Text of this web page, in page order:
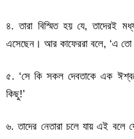
৪. তারা বিস্মিত হয় যে, তাদেরই
এসেছেন। আর কাফেররা বলে, ‘এ তো
৫. ‘সে কি সকল দেবতাকে এক
কিছু!’
৬. তাদের নেতারা চলে যায় এই বলে